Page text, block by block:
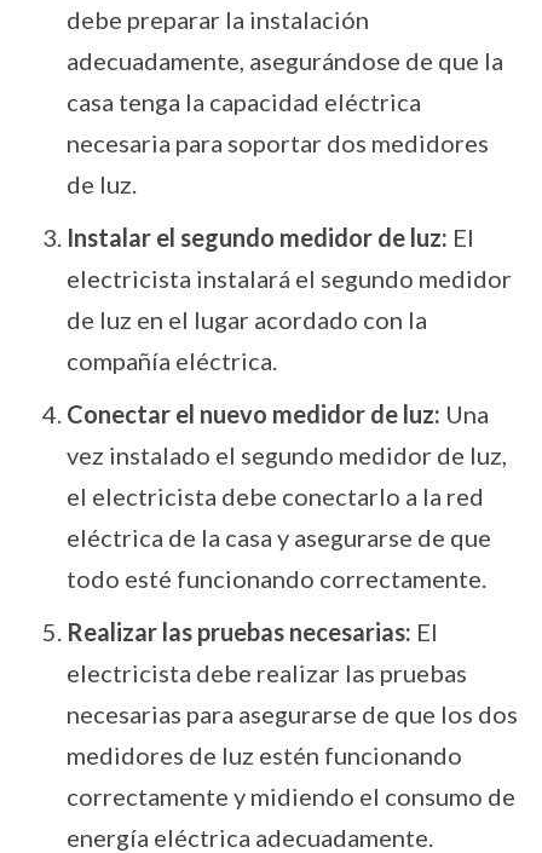
debe preparar la instalación
adecuadamente, asegurándose de que la
casa tenga la capacidad eléctrica
necesaria para soportar dos medidores
de luz.
Instalar el segundo medidor de luz: El
electricista instalará el segundo medidor
de luz en el lugar acordado con la
compañía eléctrica.
Conectar el nuevo medidor de luz: Una
vez instalado el segundo medidor de luz,
el electricista debe conectarlo a la red
eléctrica de la casa y asegurarse de que
todo esté funcionando correctamente.
Realizar las pruebas necesarias: El
electricista debe realizar las pruebas
necesarias para asegurarse de que los dos
medidores de luz estén funcionando
correctamente y midiendo el consumo de
energía eléctrica adecuadamente.